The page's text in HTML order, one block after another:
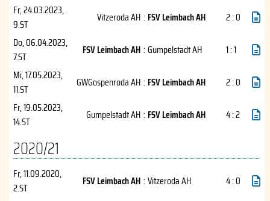
Fr, 24.03.2023,
9.ST
Vitzeroda AH : FSV Leimbach AH
2 : 0
Do, 06.04.2023,
7.ST
FSV Leimbach AH :Gumpelstadt AH
1 : 1
Mi, 17.05.2023,
11.ST
GWGospenroda AH : FSV Leimbach AH
2 : 0
Fr, 19.05.2023,
14.ST
Gumpelstadt AH : FSV Leimbach AH 4 : 2
2020/21
Fr, 11.09.2020,
2.ST
FSV Leimbach AH :Vitzeroda AH 4 : 0